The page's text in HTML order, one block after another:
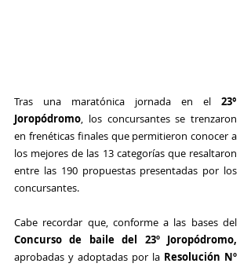
Tras una maratónica jornada en el 23°
Joropódromo, los concursantes se trenzaron
en frenéticas finales que permitieron conocer a
los mejores de las 13 categorías que resaltaron
entre las 190 propuestas presentadas por los
concursantes.
aprobadas y adoptadas por la Resolución Nº